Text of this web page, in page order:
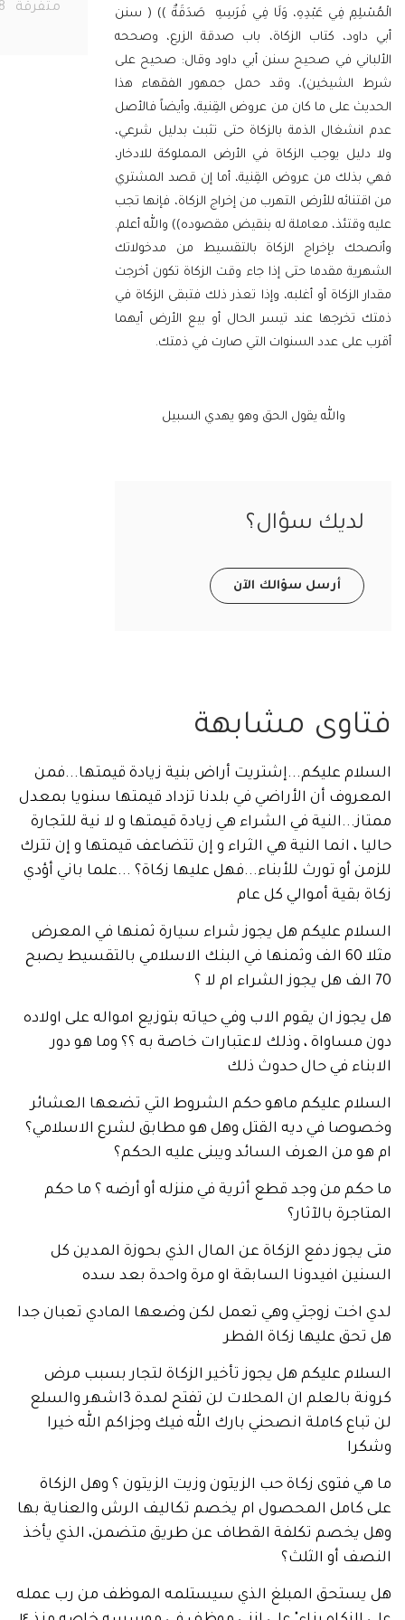
فِي عَبْدِهِ، وَلَا فِي فَرَسِهِ صَدَقَةٌ )) ( سنن
كتاب الزكاة، باب صدقة الزرع، وصححه
في صحيح سنن أبي داود وقال: صحيح على
وقد حمل جمهور الفقهاء هذا
على ما كان من عروض القِنية، وأيضاً فالأصل
الذمة بالزكاة حتى تثبت بدليل شرعي،
يوجب الزكاة في الأرض المملوكة للادخار،
من عروض القِنية، أما إن قصد المشتري
للأرض التهرب من إخراج الزكاة، فإنها تجب
معاملة له بنقيض مقصوده)) والله أعلم.
بإخراج الزكاة بالتقسيط من مدخولاتك
مقدما حتى إذا جاء وقت الزكاة تكون أخرجت
أو أغلبه، وإذا تعذر ذلك فتبقى الزكاة في
عند تيسر الحال أو بيع الأرض أيهما
عدد السنوات التي صارت في ذمتك.
والله يقول الحق وهو يهدي السبيل
سؤال؟
أرسل سؤالك الآن
متفرقة 278
مشابهة
عليكم...إشتريت أراض بنية زيادة قيمتها...فمن
أن الأراضي في بلدنا تزداد قيمتها سنويا بمعدل
في الشراء هي زيادة قيمتها و لا نية للتجارة
، انما النية هي الثراء و إن تتضاعف قيمتها و إن تترك
أو تورث للأبناء...فهل عليها زكاة؟ ...علما باني أؤدي
بقية أموالي كل عام
عليكم هل يجوز شراء سيارة ثمنها في المعرض
مثلا 60 الف وثمنها في البنك الاسلامي بالتقسيط يصبح
ان يقوم الاب وفي حياته بتوزيع امواله على اولاده
، وذلك لاعتبارات خاصة به ؟؟ وما هو دور
في حال حدوث ذلك
عليكم ماهو حكم الشروط التي تضعها العشائر
في ديه القتل وهل هو مطابق لشرع الاسلامي؟
من العرف السائد ويبنى عليه الحكم؟
من وجد قطع أثرية في منزله أو أرضه ؟ ما حكم
بالآثار؟
دفع الزكاة عن المال الذي بحوزة المدين كل
افيدونا السابقة او مرة واحدة بعد سده
زوجتي وهي تعمل لكن وضعها المادي تعبان جدا
عليها زكاة الفطر
عليكم هل يجوز تأخير الزكاة لتجار بسبب مرض
كرونة بالعلم ان المحلات لن تفتح لمدة 3اشهر والسلع
كاملة انصحني بارك الله فيك وجزاكم الله خيرا
فتوى زكاة حب الزيتون وزيت الزيتون ؟ وهل الزكاة
المحصول ام يخصم تكاليف الرش والعناية بها
تكلفة القطاف عن طريق متضمن، الذي يأخذ
أو الثلث؟
المبلغ الذي سيستلمه الموظف من رب عمله